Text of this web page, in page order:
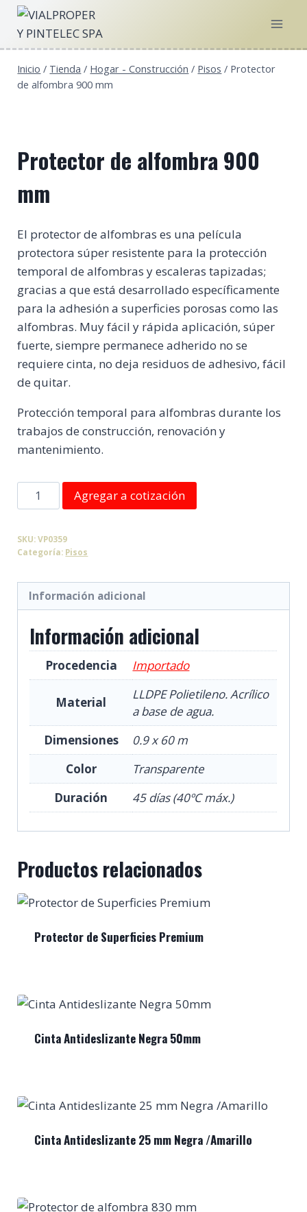
Saltar
contenido
Inicio / Tienda / Hogar - Construcción / Pisos / Protector
de alfombra 900 mm
Protector de alfombra 900
mm
El protector de alfombras es una película
protectora súper resistente para la protección
temporal de alfombras y escaleras tapizadas;
gracias a que está desarrollado específicamente
para la adhesión a superficies porosas como las
alfombras. Muy fácil y rápida aplicación, súper
fuerte, siempre permanece adherido no se
requiere cinta, no deja residuos de adhesivo, fácil
de quitar.
Protección temporal para alfombras durante los
trabajos de construcción, renovación y
mantenimiento.
Protector
de
900
cantidad
Agregar a cotización
SKU:VP0359
Categoría: Pisos
Información adicional
Información adicional
Procedencia Importado
Material
LLDPE Polietileno. Acrílico
a base de agua.
Dimensiones
0.9 x 60 m
Color
Transparente
Duración
45 días (40ºC máx.)
Productos relacionados
Protector de Superficies Premium
Cinta Antideslizante Negra 50mm
Cinta Antideslizante 25 mm Negra /Amarillo